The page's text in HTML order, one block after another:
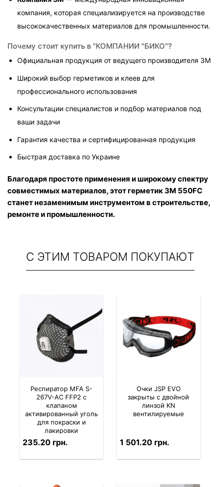
компания, которая специализируется на производстве
высококачественных материалов для промышленности.
Почему стоит купить в "КОМПАНИИ "БИКО"?
Официальная продукция от ведущего производителя 3M
Широкий выбор герметиков и клеев для
профессионального использования
Консультации специалистов и подбор материалов под
ваши задачи
Гарантия качества и сертифицированная продукция
Быстрая доставка по Украине
Благодаря простоте применения и широкому спектру
совместимых материалов, этот герметик 3M 550FC
станет незаменимым инструментом в строительстве,
ремонте и промышленности.
С ЭТИМ ТОВАРОМ ПОКУПАЮТ
Респиратор MFA S-
267V-AC FFP2 с
клапаном
активированный уголь
для покраски и
лакировки
235.20 грн.
Очки JSP EVO
закрыты с двойной
линзой KN
вентилируемые
1 501.20 грн.